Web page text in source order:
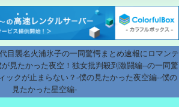
目襲名火浦氷子の一同驚愕まとめ速報にロマンテ
見たかった夜空！独女批判殺到激闘編--の一同驚
ックが止まらない？-僕の見たかった夜空編--僕の
見たかった星空編-